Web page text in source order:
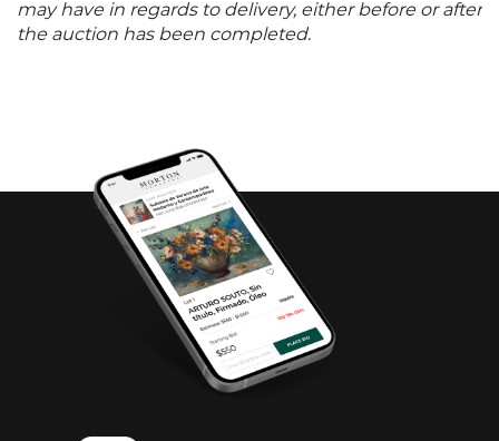
may have in regards to delivery, either before or after
the auction has been completed.